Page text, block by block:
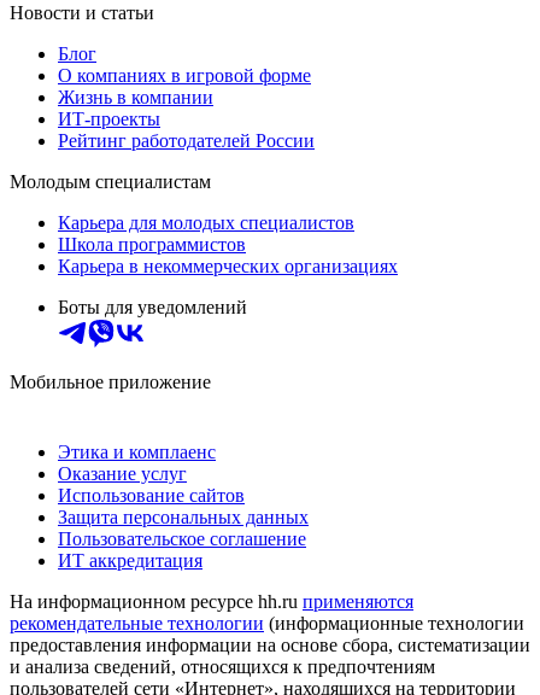
Новости и статьи
Блог
О компаниях в игровой форме
Жизнь в компании
ИТ-проекты
Рейтинг работодателей России
Молодым специалистам
Карьера для молодых специалистов
Школа программистов
Карьера в некоммерческих организациях
Боты для уведомлений
Мобильное приложение
Этика и комплаенс
Оказание услуг
Использование сайтов
Защита персональных данных
Пользовательское соглашение
ИТ аккредитация
На информационном ресурсе hh.ru применяются
рекомендательные технологии (информационные технологии
предоставления информации на основе сбора, систематизации
и анализа сведений, относящихся к предпочтениям
пользователей сети «Интернет», находящихся на территории